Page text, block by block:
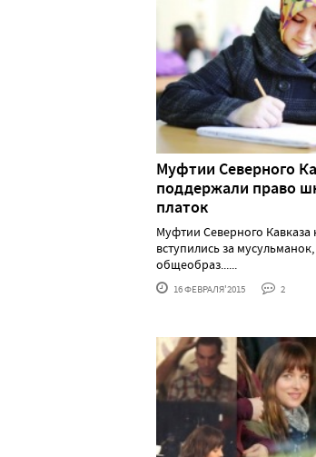
Муфтии Северного
поддержали право
платок
Муфтии Северного Кавказа
вступились за
общеобраз......
16 ФЕВРАЛЯ'2015 2